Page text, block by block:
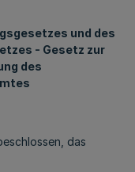
und des
- Gesetz zur
des
das